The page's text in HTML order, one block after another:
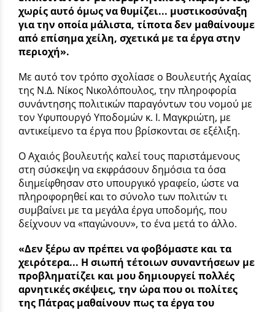
χωρίς αυτό όμως να θυμίζει... μυστικοσύναξη
για την οποία μάλιστα, τίποτα δεν μαθαίνουμε
από επίσημα χείλη, σχετικά με τα έργα στην
περιοχή».
Με αυτό τον τρόπο σχολίασε ο Βουλευτής Αχαίας
της Ν.Δ. Νίκος Νικολόπουλος, την πληροφορία
συνάντησης πολιτικών παραγόντων του νομού με
τον Υφυπουργό Υποδομών κ. Ι. Μαγκριώτη, με
αντικείμενο τα έργα που βρίσκονται σε εξέλιξη.
Ο Αχαιός βουλευτής καλεί τους παριστάμενους
στη σύσκεψη να εκφράσουν δημόσια τα όσα
διημείφθησαν στο υπουργικό γραφείο, ώστε να
πληροφορηθεί και το σύνολο των πολιτών τι
συμβαίνει με τα μεγάλα έργα υποδομής, που
δείχνουν να «παγώνουν», το ένα μετά το άλλο.
«Δεν ξέρω αν πρέπει να φοβόμαστε και τα
χειρότερα... Η σιωπή τέτοιων συναντήσεων με
προβληματίζει και μου δημιουργεί πολλές
αρνητικές σκέψεις, την ώρα που οι πολίτες
της Πάτρας μαθαίνουν πως τα έργα του